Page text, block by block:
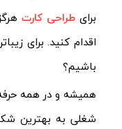
برایطراحی کارت
اقدام کنید. برای
باشیم؟
همیشه و در همه
شغلی به بهترین